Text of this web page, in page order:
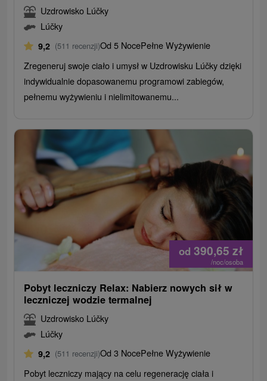
Uzdrowisko Lúčky
Lúčky
9,2 (511 recenzji)Od 5 NocePełne Wyżywienie
Zregeneruj swoje ciało i umysł w Uzdrowisku Lúčky dzięki
indywidualnie dopasowanemu programowi zabiegów,
pełnemu wyżywieniu i nielimitowanemu...
od 390,65 zł
/noc/osoba
Pobyt leczniczy Relax: Nabierz nowych sił w
leczniczej wodzie termalnej
Uzdrowisko Lúčky
Lúčky
9,2 (511 recenzji)Od 3 NocePełne Wyżywienie
Pobyt leczniczy mający na celu regenerację ciała i